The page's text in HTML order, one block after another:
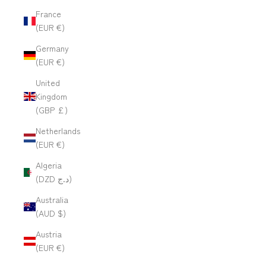
France
(EUR €)
Germany
(EUR €)
United
Kingdom
(GBP £)
Netherlands
(EUR €)
Algeria
(DZD د.ج)
Australia
(AUD $)
Austria
(EUR €)